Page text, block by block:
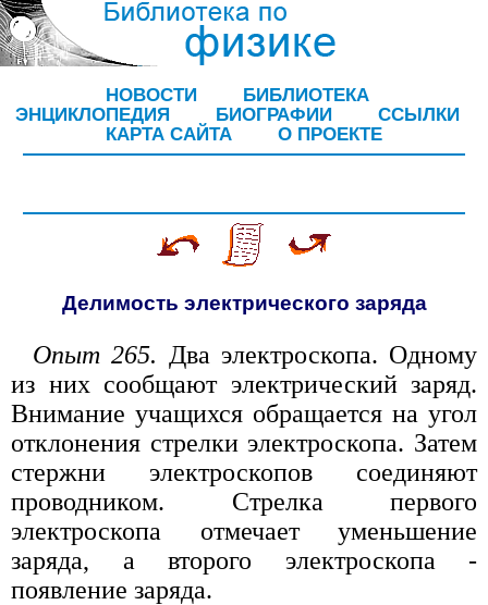
НОВОСТИ
БИБЛИОТЕКА
ЭНЦИКЛОПЕДИЯ
БИОГРАФИИ
ССЫЛКИ
КАРТА САЙТА
О ПРОЕКТЕ
Делимость электрического заряда
Опыт 265. Два электроскопа. Одному
из них сообщают электрический заряд.
Внимание учащихся обращается на угол
отклонения стрелки электроскопа. Затем
стержни электроскопов соединяют
проводником. Стрелка первого
электроскопа отмечает уменьшение
заряда, а второго электроскопа -
появление заряда.